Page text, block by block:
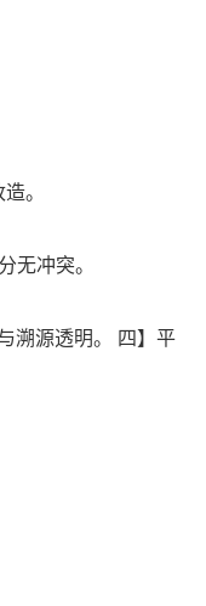
。
无冲突。
溯源透明。 四】平